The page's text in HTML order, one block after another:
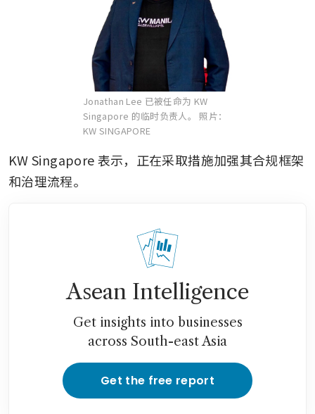
Jonathan Lee 已被任命为 KW
Singapore 的临时负责人。 照片：
KW SINGAPORE
KW Singapore 表示，正在采取措施加强其合规框架
和治理流程。
Asean Intelligence
Get insights into businesses
across South-east Asia
Get the free report